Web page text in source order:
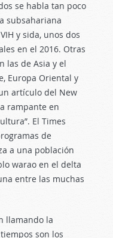
se habla tan poco
subsahariana
y sida, unos dos
en el 2016. Otras
las de Asia y el
Europa Oriental y
artículo del New
rampante en
El Times
de
a una población
warao en el delta
entre las muchas
llamando la
son los